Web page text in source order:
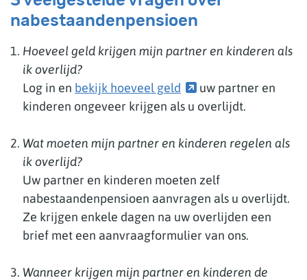
nabestaandenpensioen
Hoeveel geld krijgen mijn partner en kinderen als
ik overlijd?
Log in en bekijk hoeveel geld
uw partner en
kinderen ongeveer krijgen als u overlijdt.
Wat moeten mijn partner en kinderen regelen als
ik overlijd?
Uw partner en kinderen moeten zelf
nabestaandenpensioen aanvragen als u overlijdt.
Ze krijgen enkele dagen na uw overlijden een
brief met een aanvraagformulier van ons.
Wanneer krijgen mijn partner en kinderen de